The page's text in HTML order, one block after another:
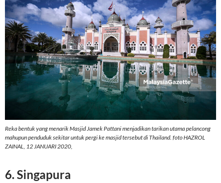
Reka bentuk yang menarik Masjid Jamek Pattani menjadikan tarikan utama pelancong
mahupun penduduk sekitar untuk pergi ke masjid tersebut di Thailand. foto HAZROL
ZAINAL, 12 JANUARI 2020,
6. Singapura